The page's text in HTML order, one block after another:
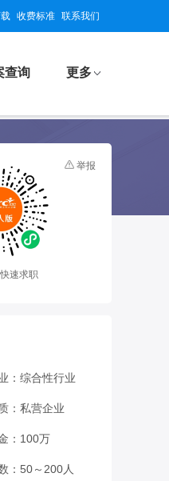
收费标准 联系我们
查询 更多
速求职
举报
：综合性行业
：私营企业
：100万
：50～200人